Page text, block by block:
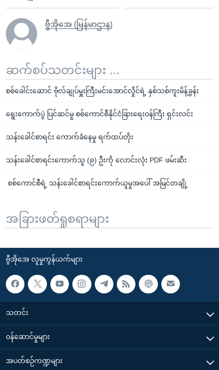
ဗွီအိုအေ (မြန်မာဌာန)
ဆက်စပ်သတင်းများ ...
စစ်ခေါင်းဆောင် ဗိုလ်ချုပ်မှူးကြီးမင်းအောင်လှိုင်ရဲ့ နှစ်သစ်ကူးမိန့်ခွန်း
ရွေးကောက်ပွဲ ပြင်ဆင်မှု စစ်ကောင်စီနိုင်ငံခြားရေးဝန်ကြီး ရှင်းလင်း
သန်းခေါင်စာရင်း ကောက်ခံနေမှု ရက်ထပ်တိုး
သန်းခေါင်စာရင်းကောက်သူ (၉) ဦးကို လောင်းလုံး PDF ဖမ်းဆီး​​​​​​​
စစ်ကောင်စီရဲ့ သန်းခေါင်စာရင်းကောက်ယူမှုအပေါ် အမြင်တချို့
အခြားဖတ်ရှုစရာများ
ဗွီအိုအေ လူမှုကွန်ယက်များ
သတင်း
၀န်ဆောင်မှုများ
အပတ်စဉ်ကဏ္ဍများ